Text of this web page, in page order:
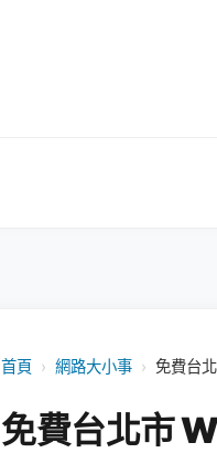
首頁 › 網路大小事 › 免費台
免費台北市